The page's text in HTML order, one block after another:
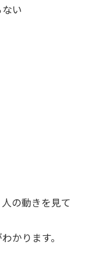
い
の動きを見て
かります。